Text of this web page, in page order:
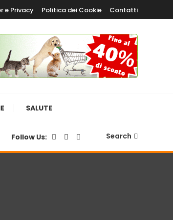
e Privacy Politica dei Cookie Contatti
SALUTE
Follow Us: Search